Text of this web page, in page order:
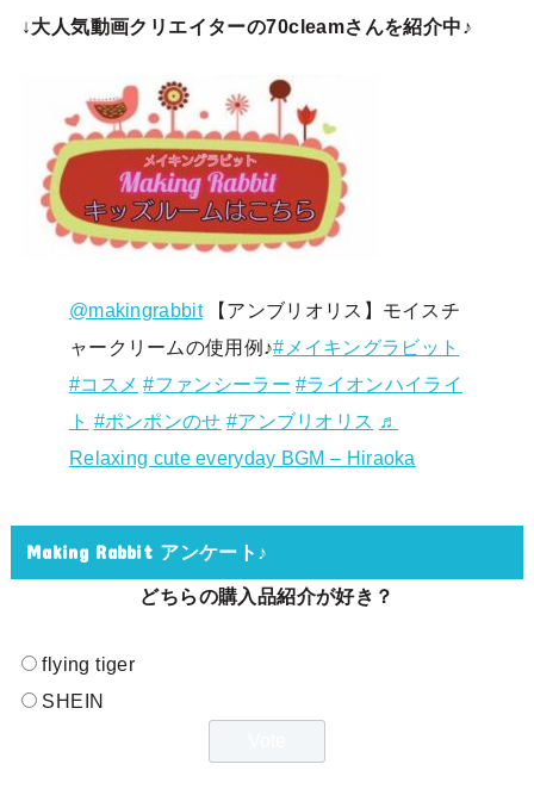
↓大人気動画クリエイターの70cleamさんを紹介中♪
@makingrabbit【アンブリオリス】モイスチ
ャークリームの使用例♪#メイキングラビット
#コスメ #ファンシーラー #ライオンハイライ
ト #ポンポンのせ #アンブリオリス
♬
Relaxing cute everyday BGM – Hiraoka
Making Rabbit アンケート♪
どちらの購入品紹介が好き？
flying tiger
SHEIN